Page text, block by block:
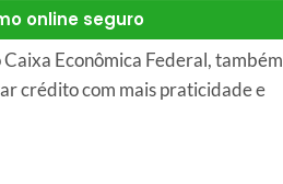
online seguro
Econômica Federal, também
crédito com mais praticidade e